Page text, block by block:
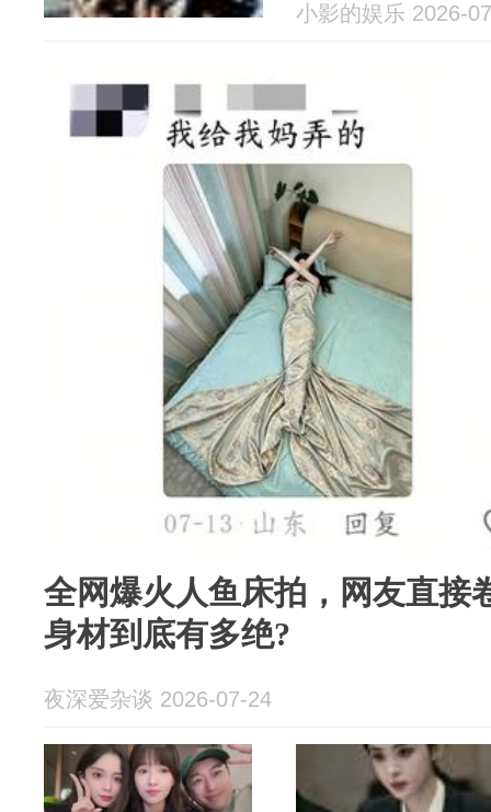
小影的娱乐 2026-
全网爆火人鱼床拍，网友直接
身材到底有多绝?
夜深爱杂谈 2026-07-24